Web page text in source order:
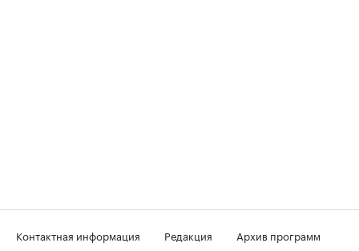
Контактная информация Редакция
Архив программ